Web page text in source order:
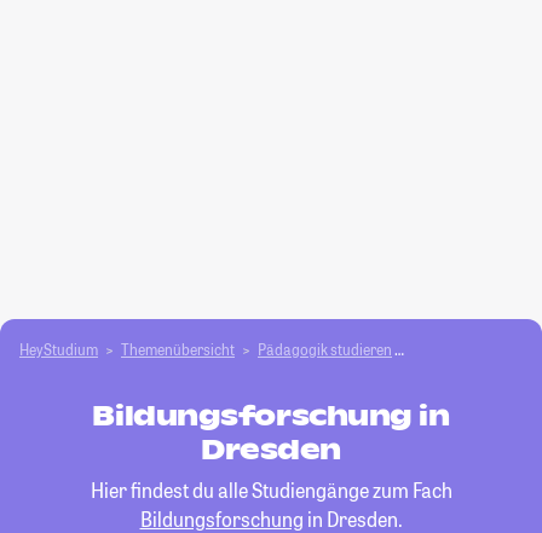
HeyStudium Themenübersicht Pädagogik studieren
Bildungsforschung in
Dresden
Hier findest du alle Studiengänge zum Fach
Bildungsforschung in Dresden.